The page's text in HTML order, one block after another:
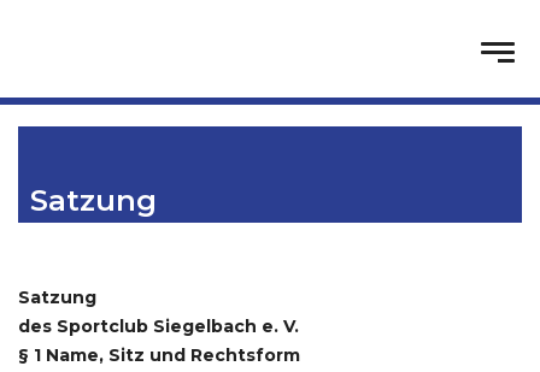
Satzung
Satzung
des Sportclub Siegelbach e. V.
§ 1 Name, Sitz und Rechtsform